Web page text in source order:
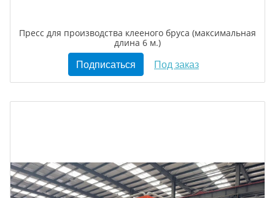
Пресс для производства клееного бруса (максимальная
длина 6 м.)
Подписаться Под заказ